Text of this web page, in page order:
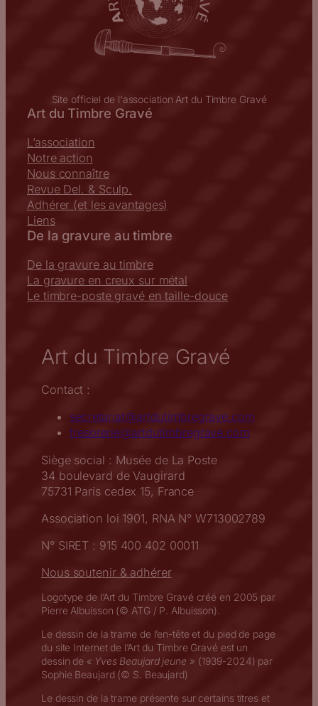
Site officiel de l'association Art du Timbre Gravé
Art du Timbre Gravé
L’association
Notre action
Nous connaître
Revue Del. & Sculp.
Adhérer (et les avantages)
Liens
De la gravure au timbre
De la gravure au timbre
La gravure en creux sur métal
Le timbre-poste gravé en taille-douce
Art du Timbre Gravé
Contact :
secretariat@artdutimbregrave.com
tresorerie@artdutimbregrave.com
Siège social : Musée de La Poste
34 boulevard de Vaugirard
75731 Paris cedex 15, France
Association loi 1901, RNA N° W713002789
N° SIRET : 915 400 402 00011
Nous soutenir & adhérer
Logotype de l’Art du Timbre Gravé créé en 2005 par
Pierre Albuisson (© ATG / P. Albuisson).
Le dessin de la trame de l’en-tête et du pied de page
du site Internet de l’Art du Timbre Gravé est un
dessin de « Yves Beaujard jeune » (1939-2024) par
Sophie Beaujard (© S. Beaujard)
Le dessin de la trame présente sur certains titres et